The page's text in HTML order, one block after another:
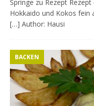
Springe zu Rezept
Hokkaido und Kokos fein
[…] Author: Hausi
BACKEN